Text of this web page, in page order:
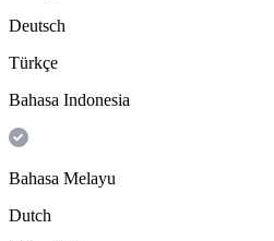
Deutsch
Türkçe
Bahasa Indonesia
Bahasa Melayu
Dutch